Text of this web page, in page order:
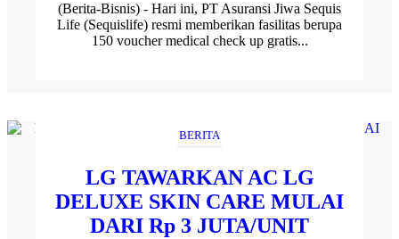
(Berita-Bisnis) - Hari ini, PT Asuransi Jiwa Sequis
Life (Sequislife) resmi memberikan fasilitas berupa
150 voucher medical check up gratis...
BERITA
LG TAWARKAN AC LG
DELUXE SKIN CARE MULAI
DARI Rp 3 JUTA/UNIT